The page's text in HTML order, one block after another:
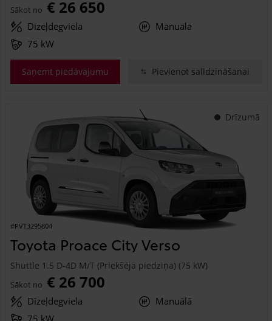
Sākot no € 26 650
Dīzeļdegviela
Manuālā
75 kW
Saņemt piedāvājumu Pievienot salīdzināšanai
Drīzumā
#PVT3295804
Toyota Proace City Verso
Shuttle 1.5 D-4D M/T (Priekšējā piedziņa) (75 kW)
Sākot no € 26 700
Dīzeļdegviela
Manuālā
75 kW